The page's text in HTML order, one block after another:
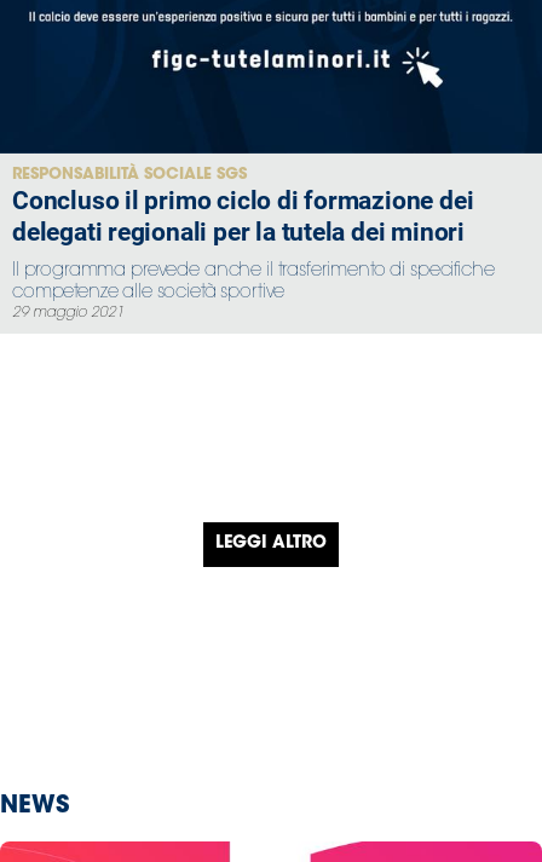
RESPONSABILITÀ SOCIALE SGS
Concluso il primo ciclo di formazione dei
delegati regionali per la tutela dei minori
Il programma prevede anche il trasferimento di specifiche
competenze alle società sportive
29 maggio 2021
LEGGI ALTRO
NEWS